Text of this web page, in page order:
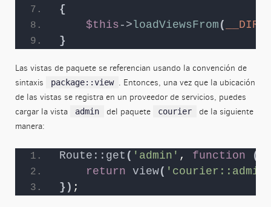
{
$this -> loadViewsFrom (
}
Las vistas de paquete se referencian usando la convención de
sintaxis
package::view . Entonces, una vez que la ubicación
de las vistas se registra en un proveedor de servicios, puedes
cargar la vista
admin del paquete courier
de la siguiente
manera:
Route::get ( 'admin' , function
()
return view(
}) ;